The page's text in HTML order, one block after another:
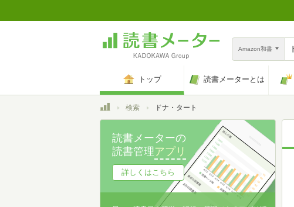
Amazon和書
トップ 読書メーターとは
トップ検索 ドナ・タート
読書メーターの
読書管理アプリ
詳しくはこちら